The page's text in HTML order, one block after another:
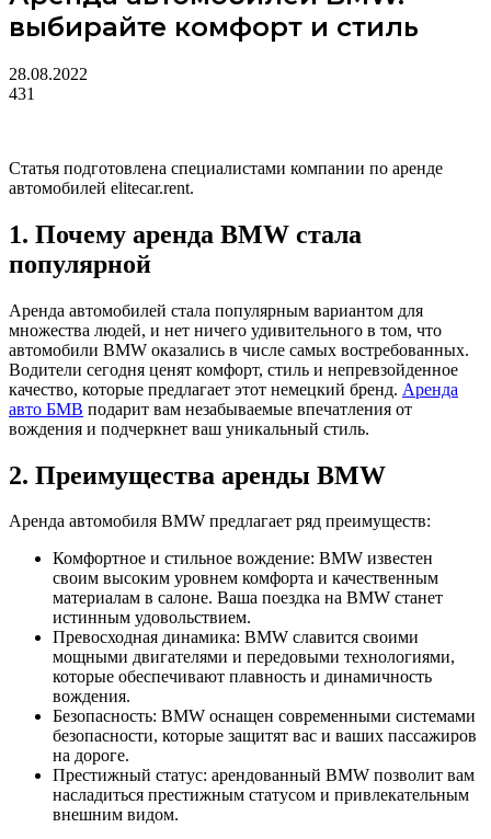
выбирайте комфорт и стиль
28.08.2022
431
Статья подготовлена специалистами компании по аренде
автомобилей elitecar.rent.
1. Почему аренда BMW стала
популярной
Аренда автомобилей стала популярным вариантом для
множества людей, и нет ничего удивительного в том, что
автомобили BMW оказались в числе самых востребованных.
Водители сегодня ценят комфорт, стиль и непревзойденное
качество, которые предлагает этот немецкий бренд. Аренда
авто БМВ подарит вам незабываемые впечатления от
вождения и подчеркнет ваш уникальный стиль.
2. Преимущества аренды BMW
Аренда автомобиля BMW предлагает ряд преимуществ:
Комфортное и стильное вождение: BMW известен
своим высоким уровнем комфорта и качественным
материалам в салоне. Ваша поездка на BMW станет
истинным удовольствием.
Превосходная динамика: BMW славится своими
мощными двигателями и передовыми технологиями,
которые обеспечивают плавность и динамичность
вождения.
Безопасность: BMW оснащен современными системами
безопасности, которые защитят вас и ваших пассажиров
на дороге.
Престижный статус: арендованный BMW позволит вам
насладиться престижным статусом и привлекательным
внешним видом.